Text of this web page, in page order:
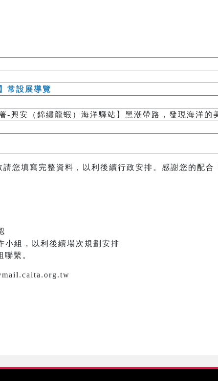
常設展導覽
-興安（錦繡龍蝦）海洋驛站】黑潮帶路，發現海洋的
您填寫完整資料，以利後續行政安排。感謝您的配合
小組，以利後續場次規劃安排
聯繫。